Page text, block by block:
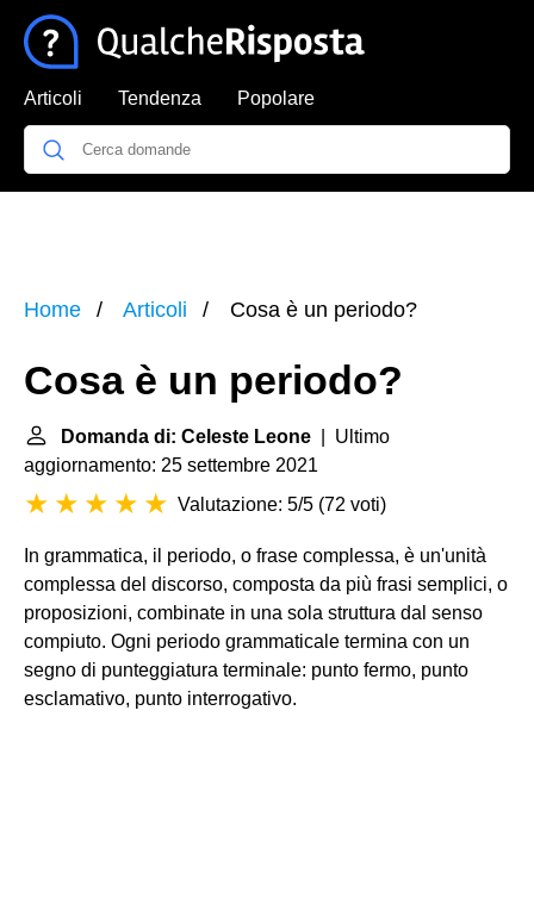
Articoli Tendenza Popolare
Home Articoli Cosa è un periodo?
Cosa è un periodo?
Domanda di: Celeste Leone | Ultimo
aggiornamento: 25 settembre 2021
Valutazione: 5/5 (72 voti)
In grammatica, il periodo, o frase complessa, è un'unità
complessa del discorso, composta da più frasi semplici, o
proposizioni, combinate in una sola struttura dal senso
compiuto. Ogni periodo grammaticale termina con un
segno di punteggiatura terminale: punto fermo, punto
esclamativo, punto interrogativo.